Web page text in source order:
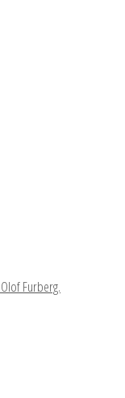
Furberg.